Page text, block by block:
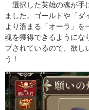
選択した英雄の魂が手
ました。ゴールドや「ダ
より溜まる「オーラ」を
魂を獲得できるようにな
プされているので、欲し
う！